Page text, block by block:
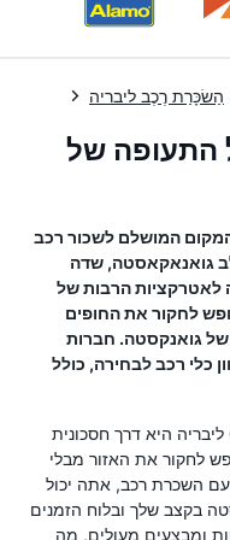
הַשׂכָּרַת רֶכֶב ליבריה
התעופה של
המושלם לשכור רכב
גואנאקאסטה, שדה
לאטרקציות הרבות של
לחקור את החופים
של גואנקסטה. חברות
כלי רכב לבחירה, כולל
השכרת רכב בנמל התעופה Guanacaste ליבריה היא דרך חסכונית
לחקור את האזור מבלי
עם השכרת רכב, אתה יכול
בקצב שלך ובלוח הזמנים
ומבצעים מעולים, מה